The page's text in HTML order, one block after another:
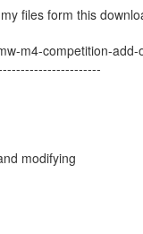
files form this
m4-competition-
modifying